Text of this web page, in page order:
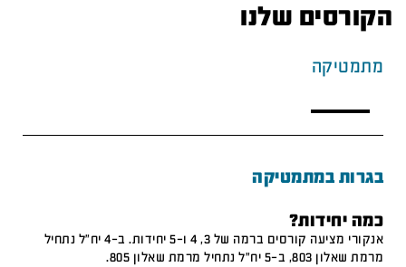
הקורסים שלנו
מתמטיקה
בגרות במתמטיקה
כמה יחידות?
אנקורי מציעה קורסים ברמה של 3, 4 ו-5 יחידות. ב-4 יח"ל נתחיל
מרמת שאלון 803, ב-5 יח"ל נתחיל מרמת שאלון 805.